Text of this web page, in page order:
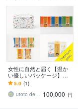
女性に自然と届く【温か
い優しいパッケージ】作
ります 新しいブランドや
商品を、これから世の中
へ届けていく方へ
5.0 (1)
utoto designs 100,000 円